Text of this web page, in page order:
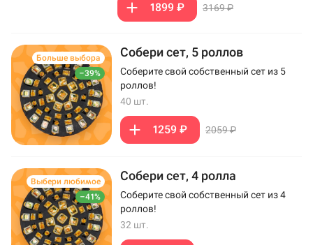
1899 ₽ 3169 ₽
–39%
Больше выбора Собери сет, 5 роллов
Соберите свой собственный сет из 5
роллов!
40 шт.
1259 ₽ 2059 ₽
–41%
Выбери любимое Собери сет, 4 ролла
Соберите свой собственный сет из 4
роллов!
32 шт.